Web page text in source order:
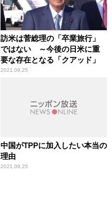
訪米は菅総理の「卒業旅行」
ではない ～今後の日米に重
要な存在となる「クアッド」
2021.09.25
中国がTPPに加入したい本当の
理由
2021.09.25